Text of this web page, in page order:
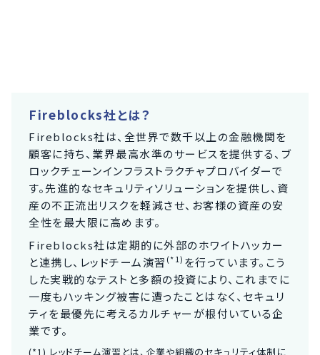
Fireblocks社とは？
Fireblocks社は、全世界で数千以上の金融機関を
顧客に持ち、業界最高水準のサービスを提供する、ブ
ロックチェーンインフラストラクチャプロバイダーで
す。先進的なセキュリティソリューションを提供し、資
産の不正流出リスクを軽減させ、お客様の資産の安
全性を最大限に高めます。
Fireblocks社は定期的に外部のホワイトハッカー
と連携し、レッドチーム演習 (*1) を行っています。こう
した実戦的なテストと多額の投資により、これまでに
一度もハッキング被害に遭ったことはなく、セキュリ
ティを最優先に考えるカルチャーが根付いている企
業です。
レッドチーム演習とは、企業や組織のセキュリティ体制に